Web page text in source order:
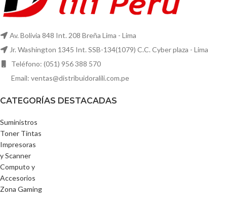
Av. Bolivia 848 Int. 208 Breña Lima - Lima
Jr. Washington 1345 Int. SSB-134(1079) C.C. Cyber plaza - Lima
Teléfono: (051) 956 388 570
Email: ventas@distribuidoralili.com.pe
CATEGORÍAS DESTACADAS
Suministros
Toner Tintas
Impresoras
y Scanner
Computo y
Accesorios
Zona Gaming